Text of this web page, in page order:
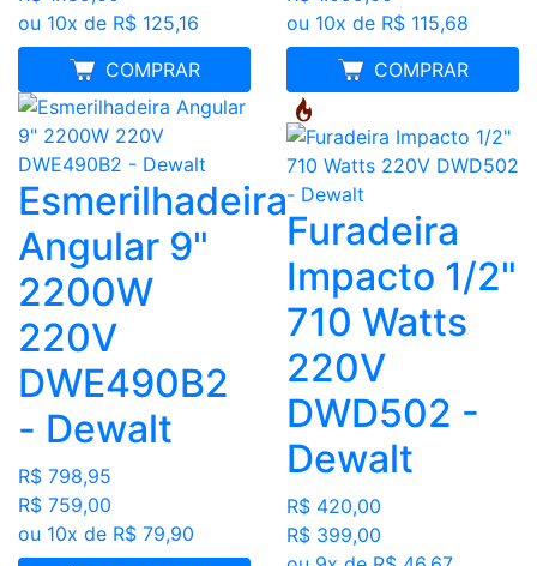
ou 10x de R$ 125,16
COMPRAR
FRETE GRÁTIS
ou 10x de R$ 115,68
COMPRAR
FRETE GRÁTIS
Esmerilhadeira
Angular 9"
2200W
220V
DWE490B2
- Dewalt
R$ 798,95
R$ 759,00
ou 10x de R$ 79,90
Furadeira
Impacto 1/2"
710 Watts
220V
DWD502 -
Dewalt
R$ 420,00
R$ 399,00